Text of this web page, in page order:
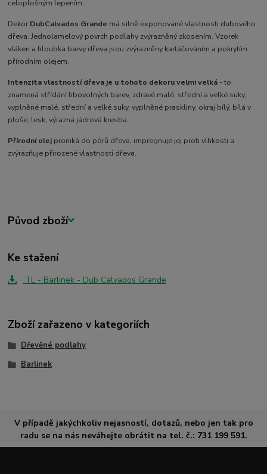
celoplošným lepením.
Dekor DubCalvados Grande má silně exponované vlastnosti dubového
dřeva. Jednolamelový povrch podlahy zvýrazněný zkosením. Vzorek
vláken a hloubka barvy dřeva jsou zvýrazněny kartáčováním a pokrytím
přírodním olejem.
Intenzita vlastností dřeva je u tohoto dekoru velmi velká - to
znamená střídání libovolných barev, zdravé malé, střední a velké suky,
vyplněné malé, střední a velké suky, vyplněné praskliny, okraj bílý, bílá v
ploše, lesk, výrazná jádrová kresba.
Přírodní olej proniká do pórů dřeva, impregnuje jej proti vlhkosti a
zvýrazňuje přirozené vlastnosti dřeva.
Původ zboží
Ke stažení
TL - Barlinek - Dub Calvados Grande
Zboží zařazeno v kategoriích
Dřevěné podlahy
Barlinek
V případě jakýchkoliv nejasností, dotazů, nebo jen tak pro
radu se na nás neváhejte obrátit na tel. č.: 731 199 591.